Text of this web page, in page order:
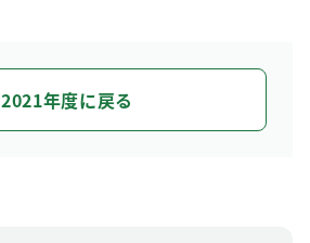
2021年度に戻る